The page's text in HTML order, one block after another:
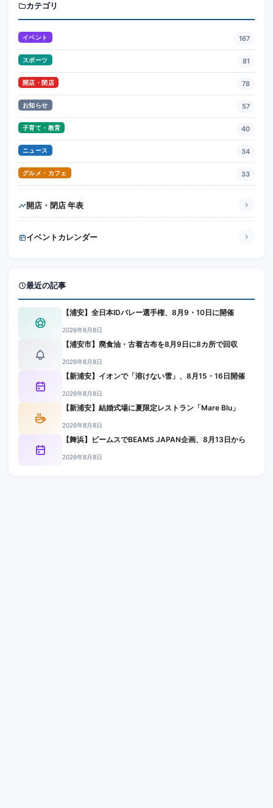
カテゴリ
イベント 167
スポーツ 81
開店・閉店 78
お知らせ 57
子育て・教育 40
ニュース 34
グルメ・カフェ 33
開店・閉店 年表
イベントカレンダー
最近の記事
【浦安】全日本IDバレー選手権、8月9・10日に開催
2026年8月8日
【浦安市】廃食油・古着古布を8月9日に8カ所で回収
2026年8月8日
【新浦安】イオンで「溶けない雪」、8月15・16日開催
2026年8月8日
【新浦安】結婚式場に夏限定レストラン「Mare Blu」
2026年8月8日
【舞浜】ビームスでBEAMS JAPAN企画、8月13日から
2026年8月8日